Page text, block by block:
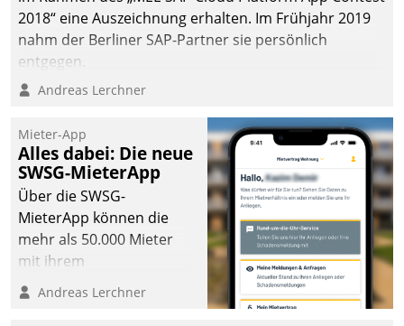
2018“ eine Auszeichnung erhalten. Im Frühjahr 2019
nahm der Berliner SAP-Partner sie persönlich
entgegen.
Andreas Lerchner
Mieter-App
Alles dabei: Die neue
SWSG-MieterApp
Über die SWSG-
MieterApp können die
mehr als 50.000 Mieter
mit ihrem
Wohnungsunternehmen
kommunizieren, auf dem
Andreas Lerchner